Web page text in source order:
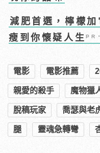
減肥首選，檸檬加
瘦到你懷疑人生PR
電影 電影推薦
親愛的殺手 魔物獵
脫稿玩家 喬瑟與老
腿 靈魂急轉彎